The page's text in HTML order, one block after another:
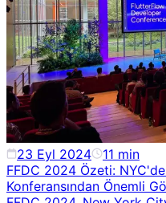
23 Eyl 2024 11 min
FFDC 2024 Özeti:
Konferansından Önemli